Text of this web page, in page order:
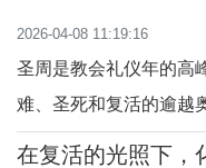
2026-04-08 11:19:16
圣周是教会礼仪年的高
难、圣死和复活的逾越
周，我们前期通过祈祷
在复活的光照下，